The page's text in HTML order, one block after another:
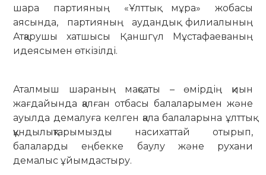
шара партияның «Ұлттық мұра» жобасы
аясында, партияның аудандық филиалының
Атқарушы хатшысы Қаншгүл Мұстафаеваның
идеясымен өткізілді.
Аталмыш шараның мақсаты – өмірдің қиын
жағдайында қалған отбасы балаларымен және
ауылда демалуға келген қала балаларына ұлттық
құндылықтарымызды насихаттай отырып,
балаларды еңбекке баулу және рухани
демалыс ұйымдастыру.